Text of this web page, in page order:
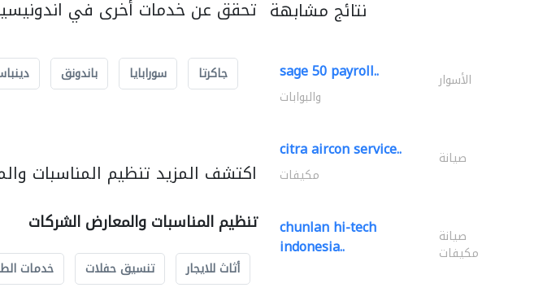
تحقق عن خدمات أخرى في
جاكرتا سورابايا باندونق
اكتشف المزيد تنظيم المناسبات
تنظيم المناسبات والمعارض الشركات
أثاث للايجار تنسيق حفلات خدمات
نتائج مشابهة
sage 50 payroll.. الأسوار
والبوابات
citra aircon service.. صيانة
مكيفات
chunlan hi-tech
indonesia.. صيانة
مكيفات